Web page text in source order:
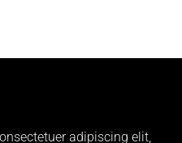
adipiscing elit,